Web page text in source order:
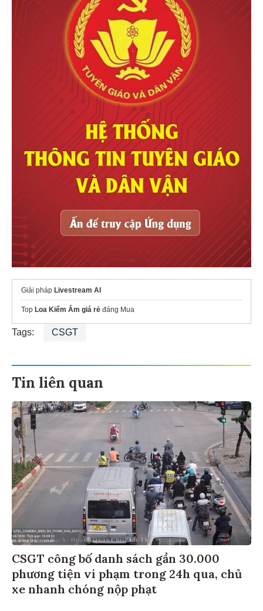
Giải pháp Livestream AI
Top Loa Kiểm Âm giá rẻ đáng Mua
Tags: CSGT
Tin liên quan
CSGT công bố danh sách gần 30.000
phương tiện vi phạm trong 24h qua, chủ
xe nhanh chóng nộp phạt